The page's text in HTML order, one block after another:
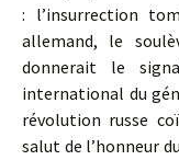
: l’insurrection
allemand, le
donnerait le
international du
révolution russe
salut de l’honneur